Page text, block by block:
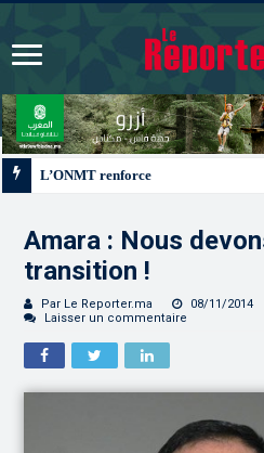
Amara : Nous
transition !
Par Le Reporter.ma 08/11/2014
Laisser un commentaire